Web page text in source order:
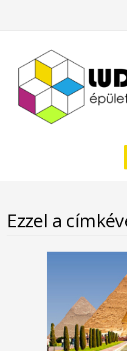
Ezzel a